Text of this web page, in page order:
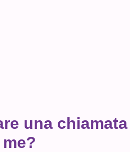
una chiamata